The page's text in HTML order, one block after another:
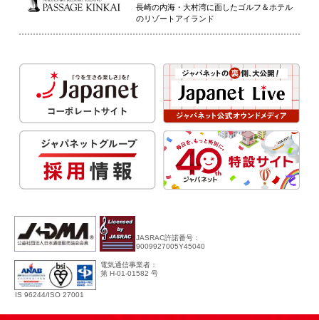
長崎の内海・大村湾に面したゴルフ＆ホテル
のリゾートアイランド
JASRAC許諾番号：
9009927005Y45040
IS 96244/ISO 27001
電気通信事業者：
第 H-01-01582 号